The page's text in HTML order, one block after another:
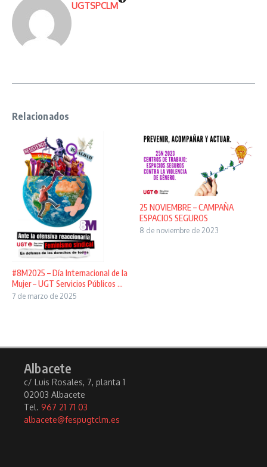
UGTSPCLM
Relacionados
#8M2025 – Día Internacional de la
Mujer – UGT Servicios Públicos ...
7 de marzo de 2025
25 NOVIEMBRE – CAMPAÑA
ESPACIOS SEGUROS
8 de noviembre de 2023
Albacete
c/ Luis Rosales, 7, planta 1
02003 Albacete
Tel. 967 21 71 03
albacete@fespugtclm.es